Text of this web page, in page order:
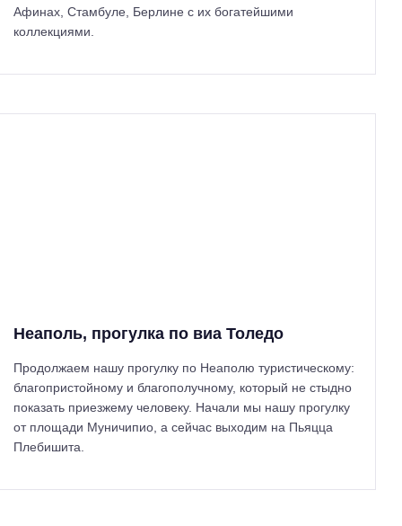
Афинах, Стамбуле, Берлине с их богатейшими
коллекциями.
Неаполь, прогулка по виа Толедо
Продолжаем нашу прогулку по Неаполю туристическому:
благопристойному и благополучному, который не стыдно
показать приезжему человеку. Начали мы нашу прогулку
от площади Муничипио, а сейчас выходим на Пьяцца
Плебишита.